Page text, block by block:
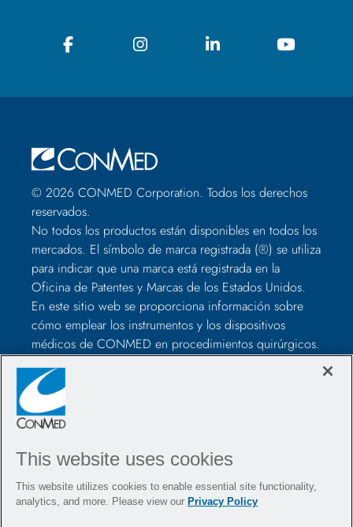
© 2026 CONMED Corporation. Todos los derechos
reservados.
No todos los productos están disponibles en todos los
mercados. El símbolo de marca registrada (®) se utiliza
para indicar que una marca está registrada en la
Oficina de Patentes y Marcas de los Estados Unidos.
En este sitio web se proporciona información sobre
cómo emplear los instrumentos y los dispositivos
médicos de CONMED en procedimientos quirúrgicos.
No son recomendaciones médicas, con lo que los
profesionales sanitarios deben juzgar según su criterio
antes de utilizarlos para tratar a cada paciente. Los
profesionales sanitarios deberán formarse en el uso de
consultar siempre los elementos incluidos en el
instrucciones de uso, incluidas las instrucciones de
This website uses cookies
This website utilizes cookies to enable essential site functionality,
analytics, and more. Please view our Privacy Policy